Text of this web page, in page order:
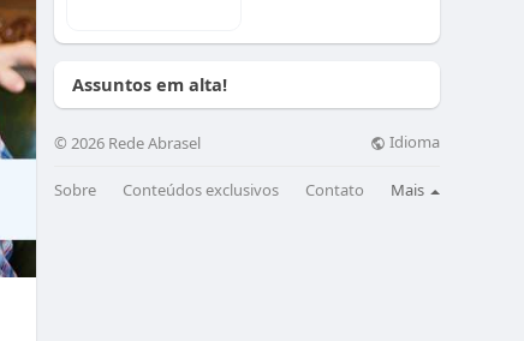
Assuntos em alta!
© 2026 Rede Abrasel Idioma
Sobre Conteúdos exclusivos Contato Mais